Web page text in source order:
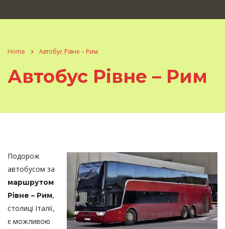
Home Автобус Рівне – Рим
Автобус Рівне – Рим
Подорож
автобусом за
маршрутом
Рівне – Рим,
столиці Італії,
є можливою